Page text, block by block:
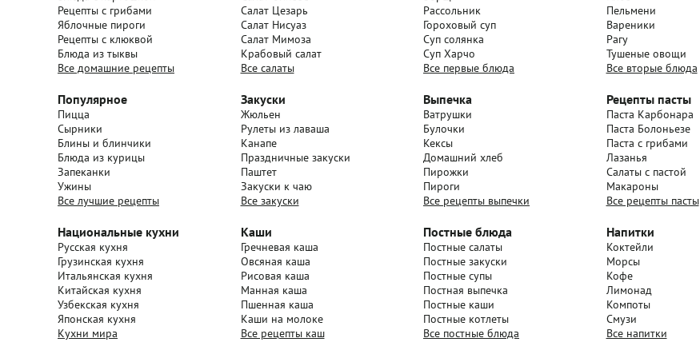
Рецепты с грибами
Яблочные пироги
Рецепты с клюквой
Блюда из тыквы
Все домашние рецепты
Салат Цезарь
Салат Нисуаз
Салат Мимоза
Крабовый салат
Все салаты
Рассольник
Гороховый суп
Суп солянка
Суп Харчо
Все первые блюда
Пельмени
Вареники
Рагу
Тушеные овощи
Все вторые блюда
Популярное
Пицца
Сырники
Блины и блинчики
Блюда из курицы
Запеканки
Ужины
Все лучшие рецепты
Закуски
Жюльен
Рулеты из лаваша
Канапе
Праздничные закуски
Паштет
Закуски к чаю
Все закуски
Выпечка
Ватрушки
Булочки
Кексы
Домашний хлеб
Пирожки
Пироги
Все рецепты выпечки
Рецепты пасты
Паста Карбонара
Паста Болоньезе
Паста с грибами
Лазанья
Салаты с пастой
Макароны
Все рецепты пасты
Национальные кухни
Русская кухня
Грузинская кухня
Итальянская кухня
Китайская кухня
Узбекская кухня
Японская кухня
Кухни мира
Каши
Гречневая каша
Овсяная каша
Рисовая каша
Манная каша
Пшенная каша
Каши на молоке
Все рецепты каш
Постные блюда
Постные салаты
Постные закуски
Постные супы
Постная выпечка
Постные каши
Постные котлеты
Все постные блюда
Напитки
Коктейли
Морсы
Кофе
Лимонад
Компоты
Смузи
Все напитки